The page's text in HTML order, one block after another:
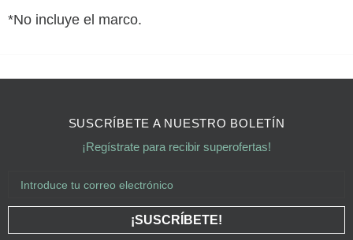
*No incluye el marco.
SUSCRÍBETE A NUESTRO BOLETÍN
¡Regístrate para recibir superofertas!